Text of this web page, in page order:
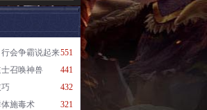
551
会争霸说起来
441
召唤神兽
432
321
施毒术